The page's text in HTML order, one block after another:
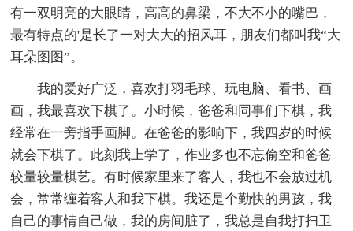
有一双明亮的大眼睛，高高的鼻梁，不大不小的嘴巴，
最有特点的'是长了一对大大的招风耳，朋友们都叫我“大
耳朵图图”。
我的爱好广泛，喜欢打羽毛球、玩电脑、看书、画
画，我最喜欢下棋了。小时候，爸爸和同事们下棋，我
经常在一旁指手画脚。在爸爸的影响下，我四岁的时候
就会下棋了。此刻我上学了，作业多也不忘偷空和爸爸
较量较量棋艺。有时候家里来了客人，我也不会放过机
会，常常缠着客人和我下棋。我还是个勤快的男孩，我
自己的事情自己做，我的房间脏了，我总是自我打扫卫